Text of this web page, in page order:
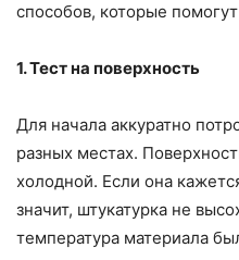
способов, которые
1. Тест на поверхность
Для начала аккуратно
разных местах.
холодной. Если она
значит, штукатурка не
температура материала